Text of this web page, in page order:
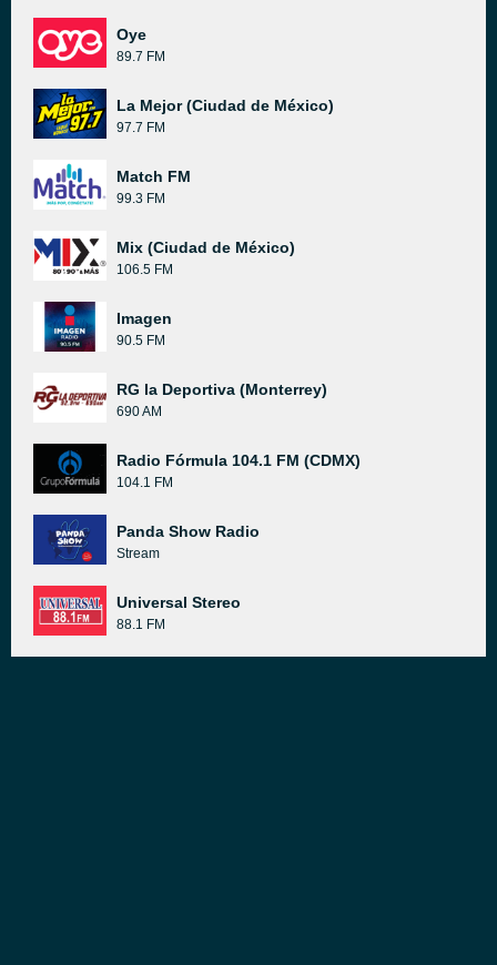
Oye
89.7 FM
La Mejor (Ciudad de México)
97.7 FM
Match FM
99.3 FM
Mix (Ciudad de México)
106.5 FM
Imagen
90.5 FM
RG la Deportiva (Monterrey)
690 AM
Radio Fórmula 104.1 FM (CDMX)
104.1 FM
Panda Show Radio
Stream
Universal Stereo
88.1 FM